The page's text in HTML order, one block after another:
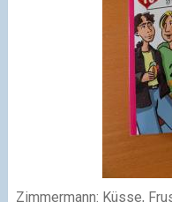
Zimmermann: Küsse,